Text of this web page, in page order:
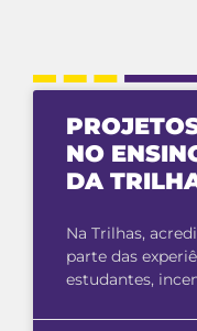
NO
DA
Na Trilhas,
parte das
estudantes,